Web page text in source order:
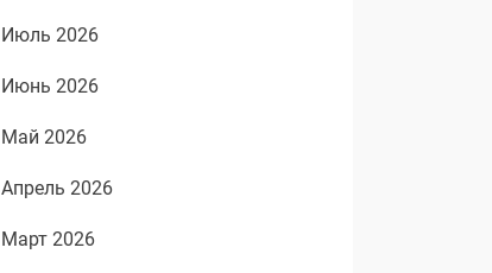
Июль 2026
Июнь 2026
Май 2026
Апрель 2026
Март 2026